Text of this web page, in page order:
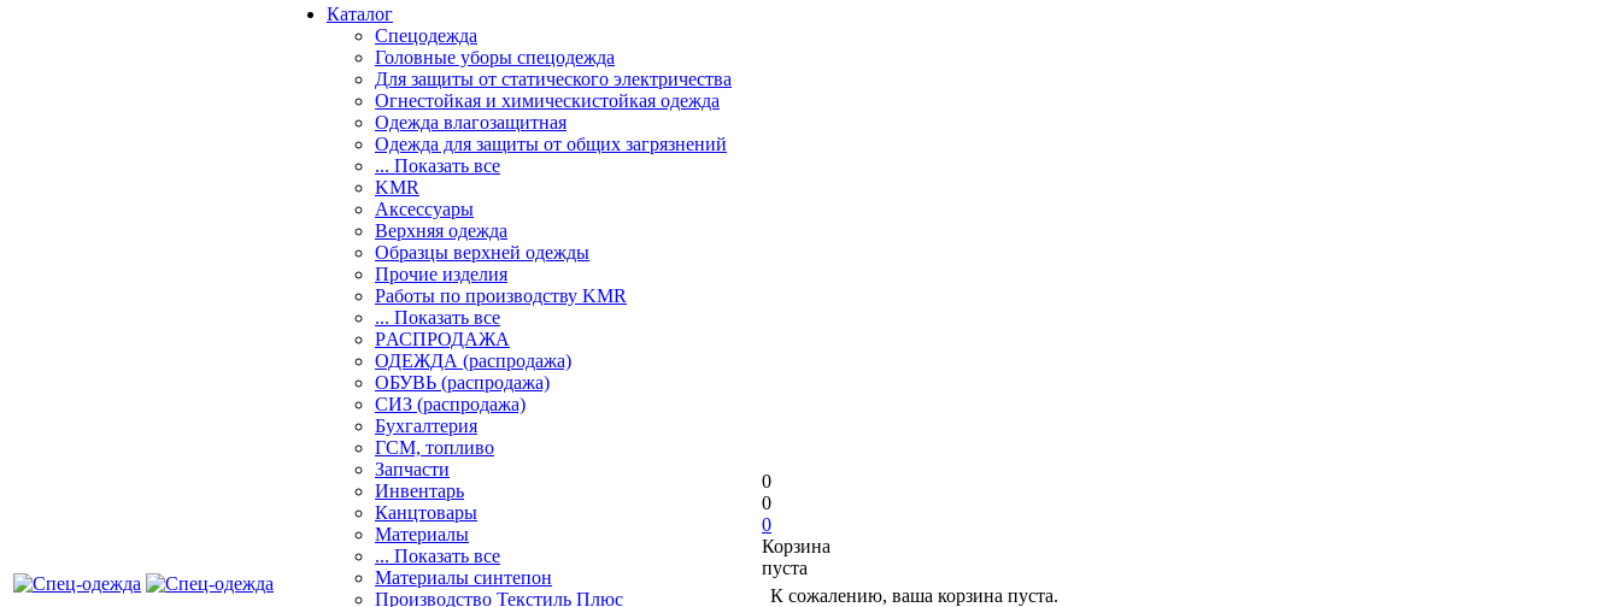
Каталог
Спецодежда
Головные уборы спецодежда
Для защиты от статического электричества
Огнестойкая и химическистойкая одежда
Одежда влагозащитная
Одежда для защиты от общих загрязнений
... Показать все
KMR
Аксессуары
Верхняя одежда
Образцы верхней одежды
Прочие изделия
Работы по производству KMR
... Показать все
PАСПРОДАЖА
ОДЕЖДА (распродажа)
ОБУВЬ (распродажа)
СИЗ (распродажа)
Бухгалтерия
ГСМ, топливо
Запчасти
Инвентарь
Канцтовары
Материалы
... Показать все
Материалы синтепон
Производство Текстиль Плюс
0
0
0
Корзина
пуста
К сожалению, ваша корзина пуста.